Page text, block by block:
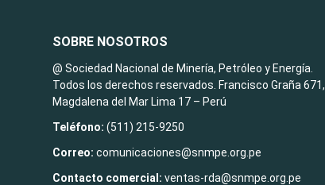
SOBRE NOSOTROS
@ Sociedad Nacional de Minería, Petróleo y Energía.
Todos los derechos reservados. Francisco Graña 671,
Magdalena del Mar Lima 17 – Perú
Teléfono: (511) 215-9250
Correo:comunicaciones@snmpe.org.pe
Contacto comercial: ventas-rda@snmpe.org.pe